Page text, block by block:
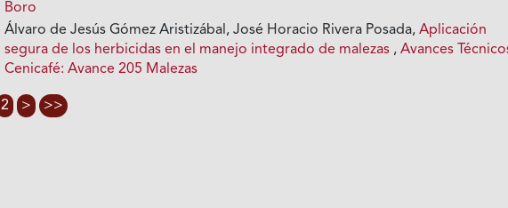
Boro
Álvaro de Jesús Gómez Aristizábal, José Horacio Rivera Posada,Aplicación
segura de los herbicidas en el manejo integrado de malezas ,Avances
Cenicafé: Avance 205 Malezas
2 > >>